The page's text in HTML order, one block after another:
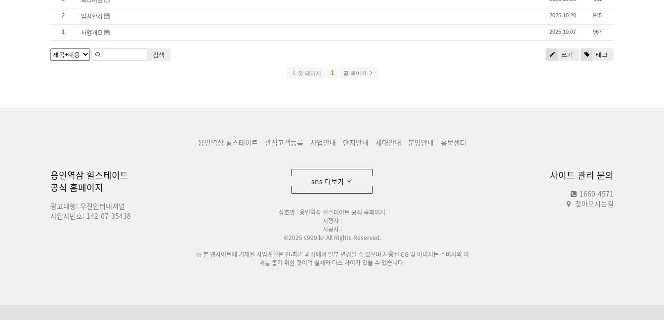
2 입지환경 2025.10.20 945
1 사업개요 2025.10.07 967
쓰기 태그
검색
첫 페이지 1 끝 페이지
용인역삼 힐스테이트 관심고객등록 사업안내 단지안내 세대안내 분양안내 홍보센터
용인역삼 힐스테이트
공식 홈페이지
광고대행: 우진인터내셔널
사업자번호: 142-07-35438
사이트 관리 문의
1660-4571
찾아오시는길
sns 더보기
상호명 : 용인역삼 힐스테이트 공식 홈페이지
시행사 :
시공사 :
©2025 s999.kr All Rights Reserved.
※ 본 웹사이트에 기재된 사업계획은 인•허가 과정에서 일부 변경될 수 있으며 사용된 CG 및 이미지는 소비자의 이
해를 돕기 위한 것이며 실제와 다소 차이가 있을 수 있습니다.